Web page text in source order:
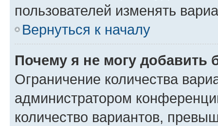
пользователей изменять
Вернуться к началу
Почему я не могу добавить
Ограничение количества
администратором
количество вариантов,